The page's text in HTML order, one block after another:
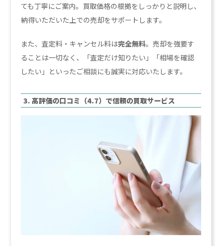
ても丁寧にご案内。買取価格の根拠をしっかりと説明し、
納得いただいた上での売却をサポートします。
また、査定料・キャンセル料は完全無料。売却を強要す
ることは一切なく、「査定だけ知りたい」「相場を確認
したい」といったご相談にも誠実に対応いたします。
3. 高評価の口コミ（4.7）で信頼の買取サービス